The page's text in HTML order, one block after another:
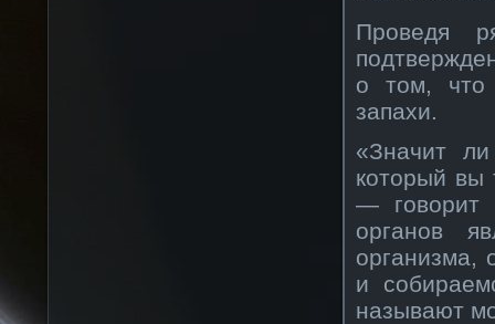
Проведя
о том, что
запахи.
«Значит
который вы
— говорит
органов
организма,
и
называют